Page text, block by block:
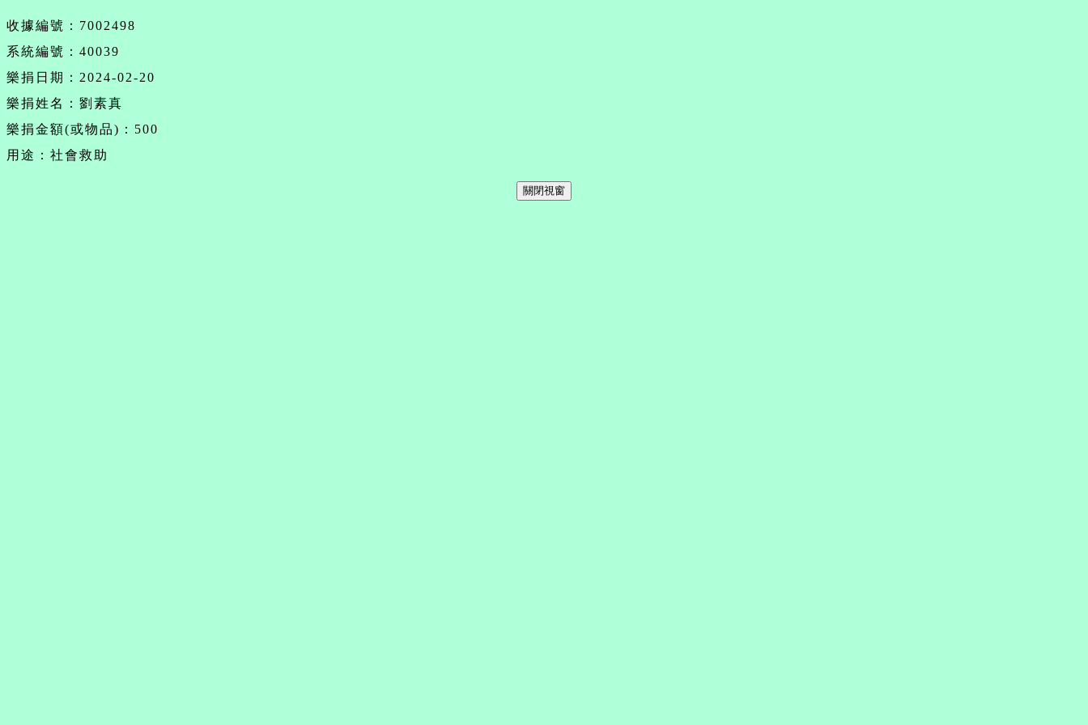
收據編號：7002498
系統編號：40039
樂捐日期：2024-02-20
樂捐姓名：劉素真
樂捐金額(或物品)：500
用途：社會救助